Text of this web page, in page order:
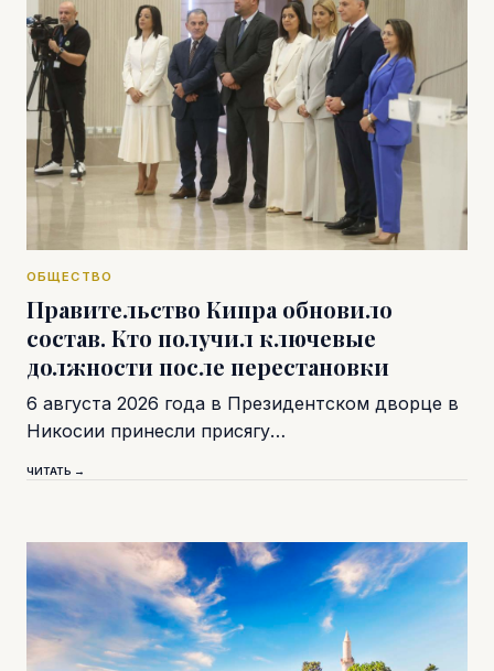
ОБЩЕСТВО
Правительство Кипра обновило
состав. Кто получил ключевые
должности после перестановки
6 августа 2026 года в Президентском дворце в
Никосии принесли присягу…
ЧИТАТЬ →